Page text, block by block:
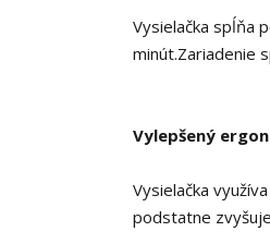
Vysielačka spĺňa
minút.Zariadenie
Vylepšený
Vysielačka
podstatne